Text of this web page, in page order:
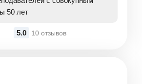
50 лет
5.0 10 отзывов